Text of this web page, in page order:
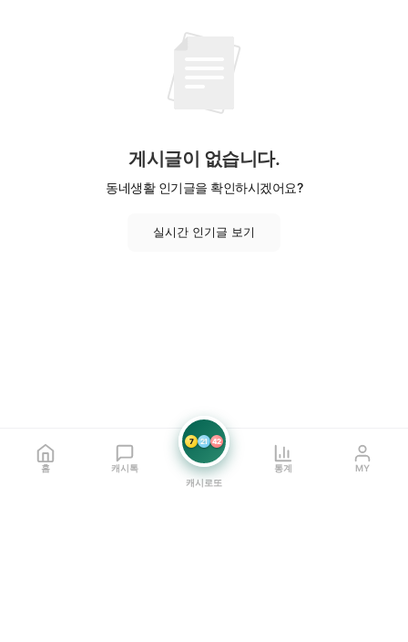
게시글이 없습니다.
동네생활 인기글을 확인하시겠어요?
실시간 인기글 보기
홈 캐시톡
7 21 42
캐시로또
통계 MY